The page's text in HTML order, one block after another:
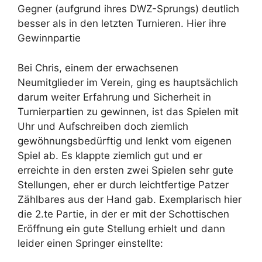
Gegner (aufgrund ihres DWZ-Sprungs) deutlich
besser als in den letzten Turnieren. Hier ihre
Gewinnpartie
Bei Chris, einem der erwachsenen
Neumitglieder im Verein, ging es hauptsächlich
darum weiter Erfahrung und Sicherheit in
Turnierpartien zu gewinnen, ist das Spielen mit
Uhr und Aufschreiben doch ziemlich
gewöhnungsbedürftig und lenkt vom eigenen
Spiel ab. Es klappte ziemlich gut und er
erreichte in den ersten zwei Spielen sehr gute
Stellungen, eher er durch leichtfertige Patzer
Zählbares aus der Hand gab. Exemplarisch hier
die 2.te Partie, in der er mit der Schottischen
Eröffnung ein gute Stellung erhielt und dann
leider einen Springer einstellte: